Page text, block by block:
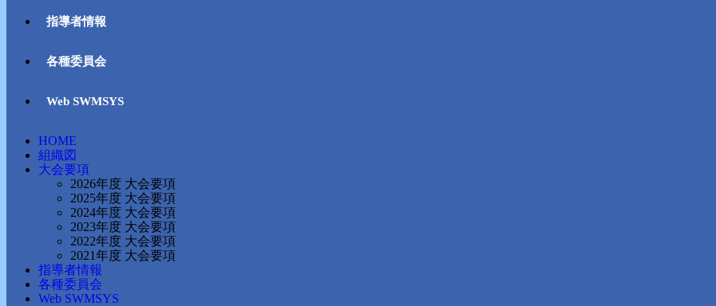
指導者情報
各種委員会
Web SWMSYS
HOME
組織図
大会要項
2026年度 大会要項
2025年度 大会要項
2024年度 大会要項
2023年度 大会要項
2022年度 大会要項
2021年度 大会要項
指導者情報
各種委員会
Web SWMSYS